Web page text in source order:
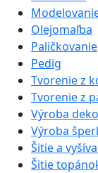
Olejomaľba
Paličkovanie
Pedig
Tvorenie z
Tvorenie z
Výroba
Výroba
Šitie a
Šitie